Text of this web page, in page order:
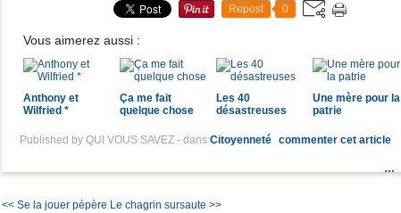
Repost 0
Vous aimerez aussi :
Anthony et
Wilfried *
Ça me fait
quelque chose
Les 40
désastreuses
Une mère pour la
patrie
Published by QUI VOUS SAVEZ - dans Citoyenneté commenter cet article
…
<< Se la jouer pépère Le chagrin sursaute >>